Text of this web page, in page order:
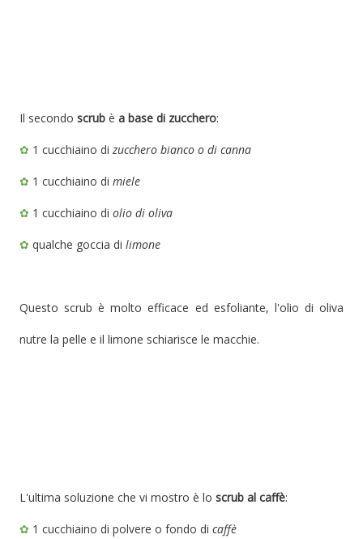
Il secondo scrub è a base di zucchero:
✿ 1 cucchiaino di zucchero bianco o di canna
✿ 1 cucchiaino di miele
✿ 1 cucchiaino di olio di oliva
✿ qualche goccia di limone
Questo scrub è molto efficace ed esfoliante, l'olio di oliva
nutre la pelle e il limone schiarisce le macchie.
L'ultima soluzione che vi mostro è lo scrub al caffè:
✿ 1 cucchiaino di polvere o fondo di caffè